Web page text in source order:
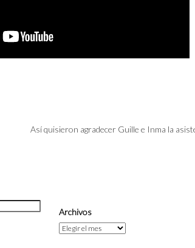
Así quisieron agradecer Guille e Inma la
Archivos
Archivos